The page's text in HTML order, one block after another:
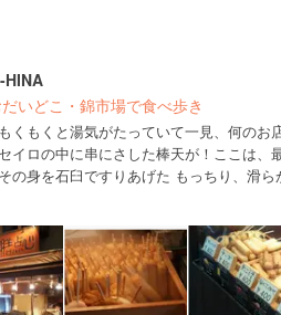
HINA
いどこ・錦市場で食べ歩き
くもくと湯気がたっていて一見、何の
イロの中に串にさした棒天が！ここは
の身を石臼ですりあげた もっちり、滑